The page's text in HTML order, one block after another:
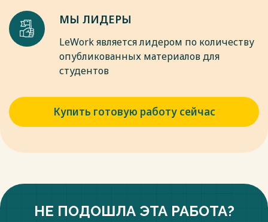
МЫ ЛИДЕРЫ
LeWork является лидером по количеству
опубликованных материалов для
студентов
Купить готовую работу сейчас
НЕ ПОДОШЛА ЭТА РАБОТА?